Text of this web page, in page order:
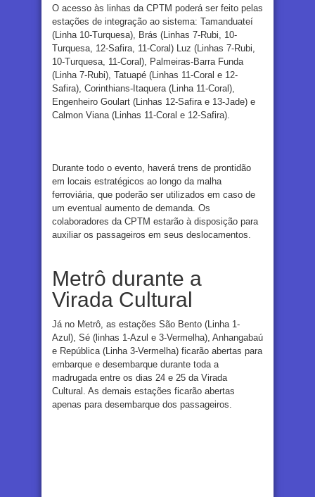
O acesso às linhas da CPTM poderá ser feito pelas
estações de integração ao sistema: Tamanduateí
(Linha 10-Turquesa), Brás (Linhas 7-Rubi, 10-
Turquesa, 12-Safira, 11-Coral) Luz (Linhas 7-Rubi,
10-Turquesa, 11-Coral), Palmeiras-Barra Funda
(Linha 7-Rubi), Tatuapé (Linhas 11-Coral e 12-
Safira), Corinthians-Itaquera (Linha 11-Coral),
Engenheiro Goulart (Linhas 12-Safira e 13-Jade) e
Calmon Viana (Linhas 11-Coral e 12-Safira).
Durante todo o evento, haverá trens de prontidão
em locais estratégicos ao longo da malha
ferroviária, que poderão ser utilizados em caso de
um eventual aumento de demanda. Os
colaboradores da CPTM estarão à disposição para
auxiliar os passageiros em seus deslocamentos.
Metrô durante a
Virada Cultural
Já no Metrô, as estações São Bento (Linha 1-
Azul), Sé (linhas 1-Azul e 3-Vermelha), Anhangabaú
e República (Linha 3-Vermelha) ficarão abertas para
embarque e desembarque durante toda a
madrugada entre os dias 24 e 25 da Virada
Cultural. As demais estações ficarão abertas
apenas para desembarque dos passageiros.